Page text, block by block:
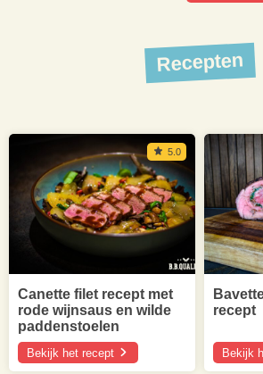
Recepten
5.0
Canette filet recept met
rode wijnsaus en wilde
paddenstoelen
Bekijk het recept
over
Canette
recept
Bekijk
over
Bavette